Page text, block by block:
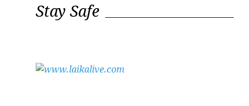
Stay Safe